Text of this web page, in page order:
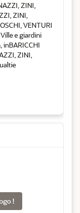
ZINI,
ZINI,
VENTURI
Ville e giardini
inBARICCHI
ZINI,
!